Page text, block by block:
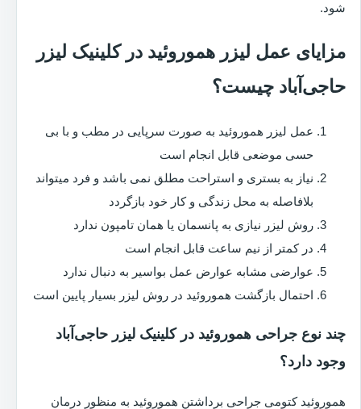
شود.
مزایای عمل لیزر هموروئید در کلینیک لیزر
حاجی‌آباد چیست؟
عمل لیزر هموروئید به صورت سرپایی در مطب و با بی
حسی موضعی قابل انجام است
نیاز به بستری و استراحت مطلق نمی باشد و فرد میتواند
بلافاصله به محل زندگی و کار خود بازگردد
روش لیزر نیازی به پانسمان یا همان تامپون ندارد
در کمتر از نیم ساعت قابل انجام است
عوارضی مشابه عوارض عمل بواسیر به دنبال ندارد
احتمال بازگشت هموروئید در روش لیزر بسیار پایین است
چند نوع جراحی هموروئید در کلینیک لیزر حاجی‌آباد
وجود دارد؟
هموروئید کتومی جراحی برداشتن هموروئید به منظور درمان